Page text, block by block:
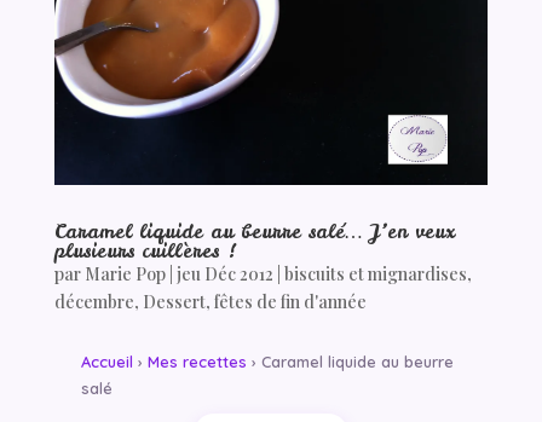
Caramel liquide au beurre salé… J’en veux
plusieurs cuillères !
par Marie Pop| jeu Déc 2012 biscuits et mignardises,
décembre, Dessert, fêtes de fin d'année
Accueil › Mes recettes › Caramel liquide au beurre
salé